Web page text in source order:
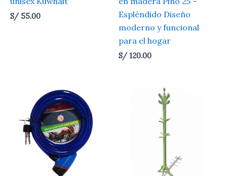
S/55.00
Espléndido Diseño
moderno y funcional
para el hogar
S/120.00